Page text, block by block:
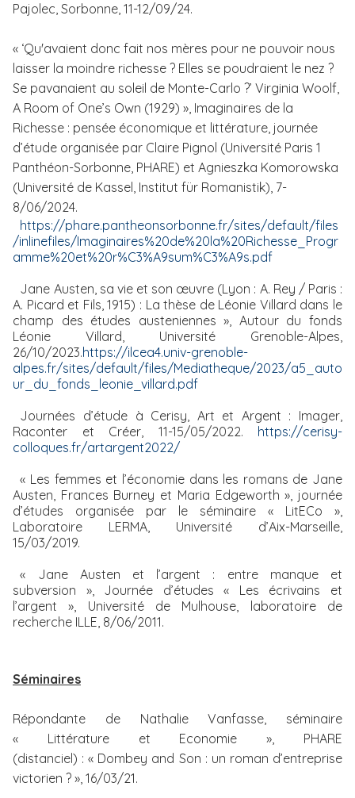
Pajolec, Sorbonne, 11-12/09/24.
« ‘Qu'avaient donc fait nos mères pour ne pouvoir nous
laisser la moindre richesse ? Elles se poudraient le nez ?
Se pavanaient au soleil de Monte-Carlo ?’ Virginia Woolf,
A Room of One’s Own (1929) », Imaginaires de la
Richesse : pensée économique et littérature, journée
d’étude organisée par Claire Pignol (Université Paris 1
Panthéon-Sorbonne, PHARE) et Agnieszka Komorowska
(Université de Kassel, Institut für Romanistik), 7-
8/06/2024.
https://phare.pantheonsorbonne.fr/sites/default/files
/inlinefiles/Imaginaires%20de%20la%20Richesse_Progr
amme%20et%20r%C3%A9sum%C3%A9s.pdf
Jane Austen, sa vie et son œuvre (Lyon : A. Rey / Paris :
A. Picard et Fils, 1915) : La thèse de Léonie Villard dans le
champ des études austeniennes », Autour du fonds
Léonie Villard, Université Grenoble-Alpes,
26/10/2023.https://ilcea4.univ-grenoble-
alpes.fr/sites/default/files/Mediatheque/2023/a5_auto
ur_du_fonds_leonie_villard.pdf
Journées d’étude à Cerisy, Art et Argent : Imager,
Raconter et Créer, 11-15/05/2022. https://cerisy-
colloques.fr/artargent2022/
« Les femmes et l’économie dans les romans de Jane
Austen, Frances Burney et Maria Edgeworth », journée
d’études organisée par le séminaire « LitECo »,
Laboratoire LERMA, Université d’Aix-Marseille,
15/03/2019.
« Jane Austen et l’argent : entre manque et
subversion », Journée d’études « Les écrivains et
l’argent », Université de Mulhouse, laboratoire de
recherche ILLE, 8/06/2011.
Séminaires
Répondante de Nathalie Vanfasse, séminaire
« Littérature et Economie », PHARE
(distanciel) : « Dombey and Son : un roman d’entreprise
victorien ? », 16/03/21.